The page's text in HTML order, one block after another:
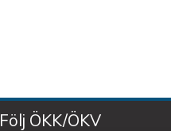
Följ ÖKK/ÖKV